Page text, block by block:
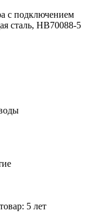
с подключением
сталь, HB70088-5
5 лет